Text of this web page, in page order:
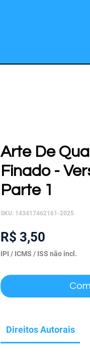
Arte De
Finado -
Parte 1
SKU: 143417462161-2025
R$ 3,50
IPI / ICMS / ISS não incl.
Direitos Autorais